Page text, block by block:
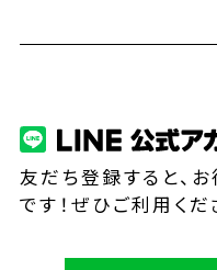
友だち登録すると、
です！ぜひご利用くだ